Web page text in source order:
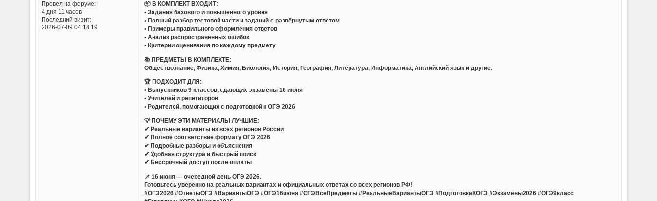
Провел на форуме:
4 дня 11 часов
Последний визит:
2026-07-09 04:18:19
📦 В КОМПЛЕКТ ВХОДИТ:
• Задания базового и повышенного уровня
• Полный разбор тестовой части и заданий с развёрнутым ответом
• Примеры правильного оформления ответов
• Анализ распространённых ошибок
• Критерии оценивания по каждому предмету
📚 ПРЕДМЕТЫ В КОМПЛЕКТЕ:
Обществознание, Физика, Химия, Биология, История, География, Литература, Информатика, Английский язык и другие.
🏆 ПОДХОДИТ ДЛЯ:
• Выпускников 9 классов, сдающих экзамены 16 июня
• Учителей и репетиторов
• Родителей, помогающих с подготовкой к ОГЭ 2026
💡 ПОЧЕМУ ЭТИ МАТЕРИАЛЫ ЛУЧШИЕ:
✔ Реальные варианты из всех регионов России
✔ Полное соответствие формату ОГЭ 2026
✔ Подробные разборы и объяснения
✔ Удобная структура и быстрый поиск
✔ Бессрочный доступ после оплаты
📌 16 июня — очередной день ОГЭ 2026.
Готовьтесь уверенно на реальных вариантах и официальных ответах со всех регионов РФ!
#ОГЭ2026 #ОтветыОГЭ #ВариантыОГЭ #ОГЭ16июня #ОГЭВсеПредметы #РеальныеВариантыОГЭ #ПодготовкаКОГЭ #Экзамены2026 #ОГЭ9класс